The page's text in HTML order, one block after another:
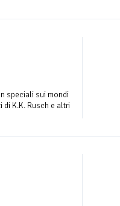
speciali sui mondi
K.K. Rusch e altri